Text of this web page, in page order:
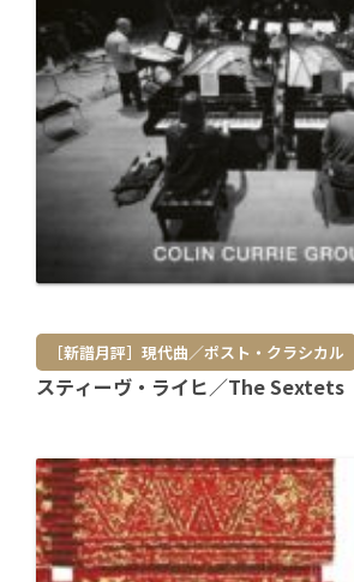
［新譜月評］現代曲／ポスト・クラシカル
スティーヴ・ライヒ／The Sextets